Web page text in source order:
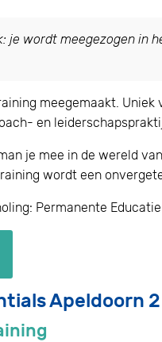
je wordt meegezogen
meegemaakt.
en
je mee in de wereld
wordt een
Permanente Educatie
Apeldoorn 2